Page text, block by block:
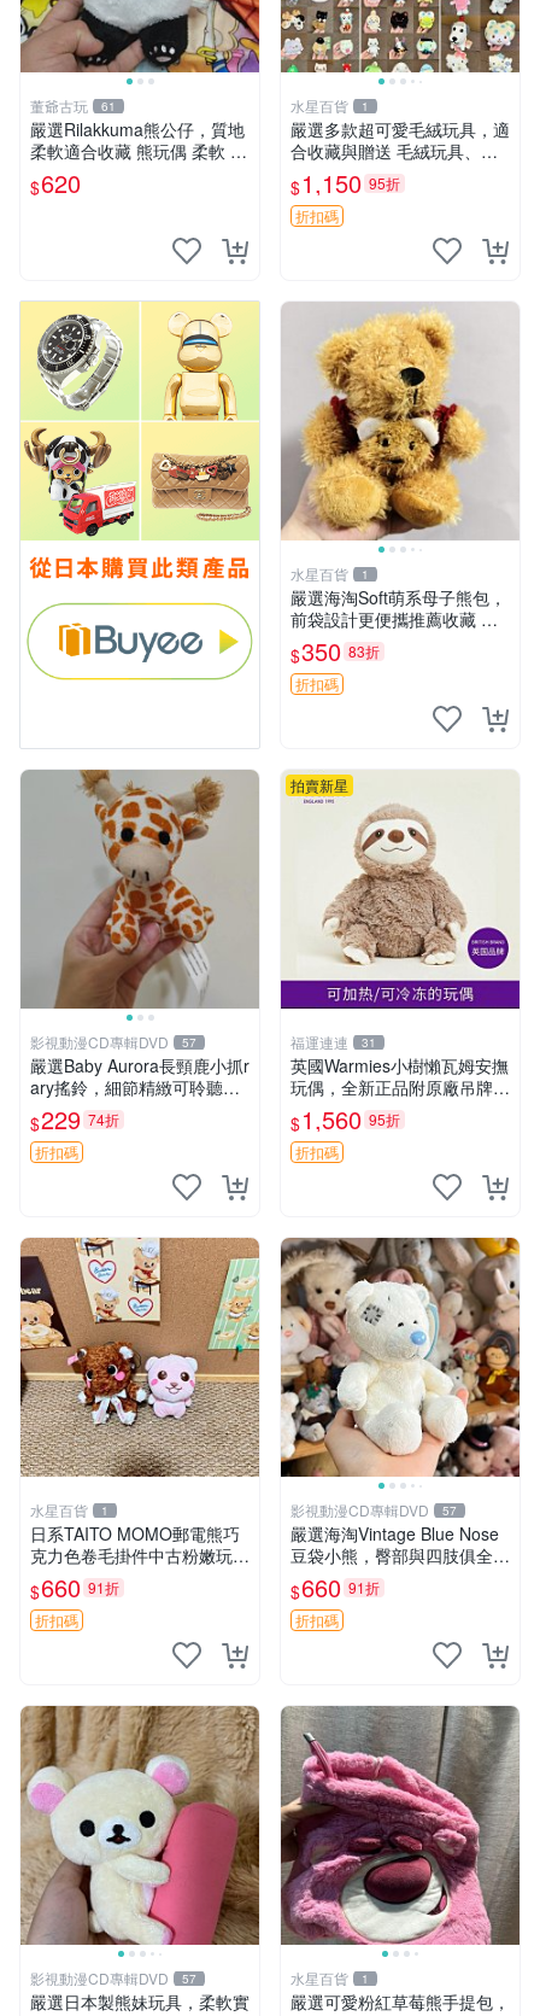
董爺古玩 61
嚴選Rilakkuma熊公仔，質地
柔軟適合收藏 熊玩偶 柔軟 公
仔 收藏
$620
水星百貨 1
嚴選多款超可愛毛絨玩具，適
合收藏與贈送 毛絨玩具、抱
枕、公仔
$1,150 95折
折扣碼
水星百貨 1
嚴選海淘Soft萌系母子熊包，
前袋設計更便攜推薦收藏 母
子熊 軟綿綿 包包
$350 83折
折扣碼
影視動漫CD專輯DVD 57
嚴選Baby Aurora長頸鹿小抓r
ary搖鈴，細節精緻可聆聽清
脆鈴音 軟萌可愛 定制紀念 金
屬搖鈴 新手媽咪推薦 長頸鹿
抓rary 搖鈴
$229 74折
折扣碼
拍賣新星
福運連連 31
英國Warmies小樹懶瓦姆安撫
玩偶，全新正品附原廠吊牌與
防塵袋，內藏薰衣草可加熱，
適合各個年齡層，冷暖兩用享
受抱抱樂趣，不容錯過嚴選好
$1,560 95折
折扣碼
水星百貨 1
日系TAITO MOMO郵電熊巧
克力色卷毛掛件中古粉嫩玩偶
微瑕推薦 postpet momo 郵
電熊 中古玩偶
$660 91折
折扣碼
影視動漫CD專輯DVD 57
嚴選海淘Vintage Blue Nose
豆袋小熊，臀部與四肢俱全，
坐高11公分，附原盒與吊牌
收藏。藍鼻子小熊，值得擁有
玩具 憶熊
$660 91折
折扣碼
影視動漫CD專輯DVD 57
嚴選日本製熊妹玩具，柔軟實
水星百貨 1
嚴選可愛粉紅草莓熊手提包，